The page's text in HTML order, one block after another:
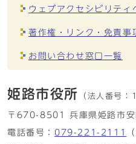
ウェブアクセシビリティ
著作権・リンク・免責事
お問い合わせ窓口一覧
姫路市役所 （法人番号：
〒670-8501 兵庫県姫路市安
電話番号： 079-221-2111